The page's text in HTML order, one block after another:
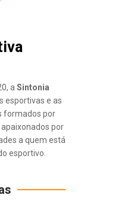
aSintonia
esportivas e as
formados por
por
a quem está
esportivo.